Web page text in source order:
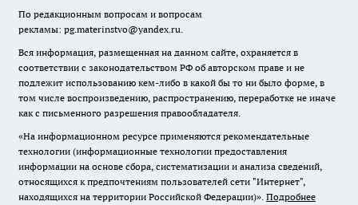
По редакционным вопросам и вопросам
рекламы: pg.materinstvo@yandex.ru.
Вся информация, размещенная на данном сайте, охраняется в
соответствии с законодательством РФ об авторском праве и не
подлежит использованию кем-либо в какой бы то ни было форме, в
том числе воспроизведению, распространению, переработке не иначе
как с письменного разрешения правообладателя.
«На информационном ресурсе применяются рекомендательные
технологии (информационные технологии предоставления
информации на основе сбора, систематизации и анализа сведений,
относящихся к предпочтениям пользователей сети "Интернет",
находящихся на территории Российской Федерации)». Подробнее